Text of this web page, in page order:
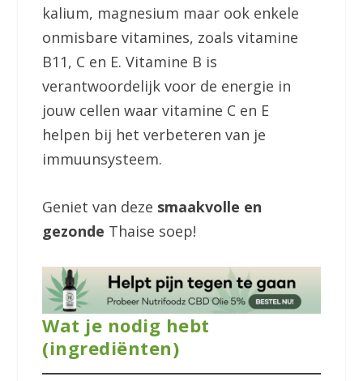
kalium, magnesium maar ook enkele
onmisbare vitamines, zoals vitamine
B11, C en E. Vitamine B is
verantwoordelijk voor de energie in
jouw cellen waar vitamine C en E
helpen bij het verbeteren van je
immuunsysteem.
Geniet van deze smaakvolle en
gezonde Thaise soep!
Wat je nodig hebt
(ingrediënten)